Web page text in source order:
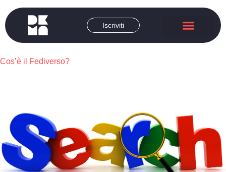
Iscriviti
Cos’è il Fediverso?